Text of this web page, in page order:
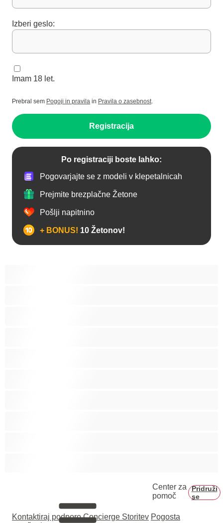
Izberi geslo:
Imam 18 let.
Prebral sem Pogoji in pravila in Pravila o zasebnost.
Registracija
Po registraciji boste lahko:
Pogovarjajte se z modeli v klepetalnicah
Prejmite brezplačne Žetone
Pošlji napitnino
+ BONUS! 10 Žetonov!
Center za
pomoč
Pridruži
se
Kontaktiraj podporo Concierge Storitev Pogosta